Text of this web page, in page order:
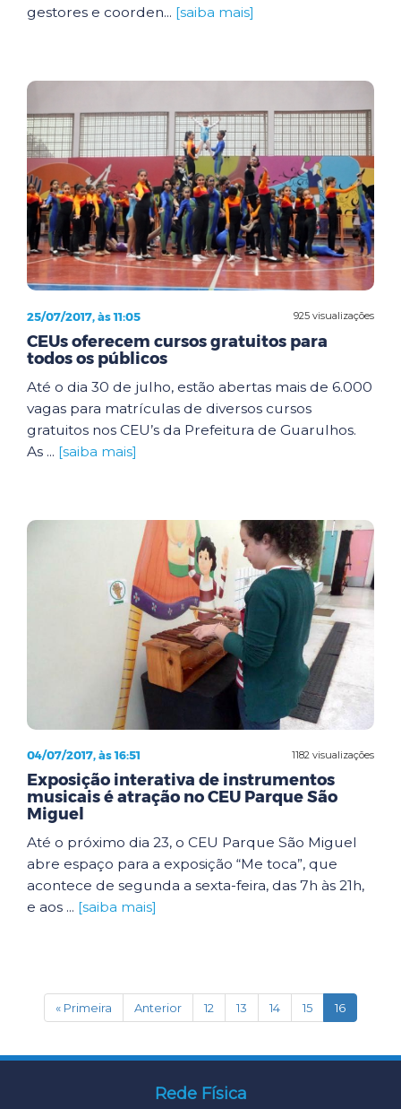
gestores e coorden... [saiba mais]
925 visualizações
25/07/2017, às 11:05
CEUs oferecem cursos gratuitos para
todos os públicos
Até o dia 30 de julho, estão abertas mais de 6.000
vagas para matrículas de diversos cursos
gratuitos nos CEU’s da Prefeitura de Guarulhos.
As ... [saiba mais]
1182 visualizações
04/07/2017, às 16:51
Exposição interativa de instrumentos
musicais é atração no CEU Parque São
Miguel
Até o próximo dia 23, o CEU Parque São Miguel
abre espaço para a exposição “Me toca”, que
acontece de segunda a sexta-feira, das 7h às 21h,
e aos ... [saiba mais]
« Primeira Anterior 12 13 14 15 16(current)
Rede Física